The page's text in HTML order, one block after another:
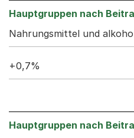
Nahrungsmittel und
+0,7%